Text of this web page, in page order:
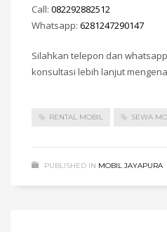
Call: 082292882512
Whatsapp: 6281247290147
Silahkan telepon dan
konsultasi lebih lanjut
RENTAL MOBIL SEWA
PUBLISHED IN MOBIL JAYAPURA